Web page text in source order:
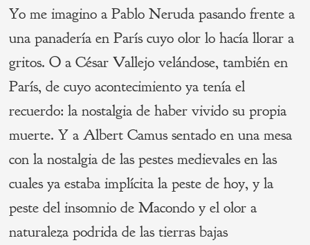
Yo me imagino a Pablo Neruda pasando frente a
una panadería en París cuyo olor lo hacía llorar a
gritos. O a César Vallejo velándose, también en
París, de cuyo acontecimiento ya tenía el
recuerdo: la nostalgia de haber vivido su propia
muerte. Y a Albert Camus sentado en una mesa
con la nostalgia de las pestes medievales en las
cuales ya estaba implícita la peste de hoy, y la
peste del insomnio de Macondo y el olor a
naturaleza podrida de las tierras bajas